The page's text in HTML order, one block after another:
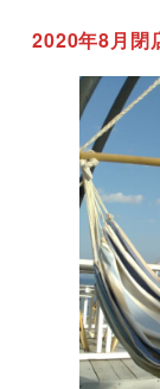
2020年8月閉